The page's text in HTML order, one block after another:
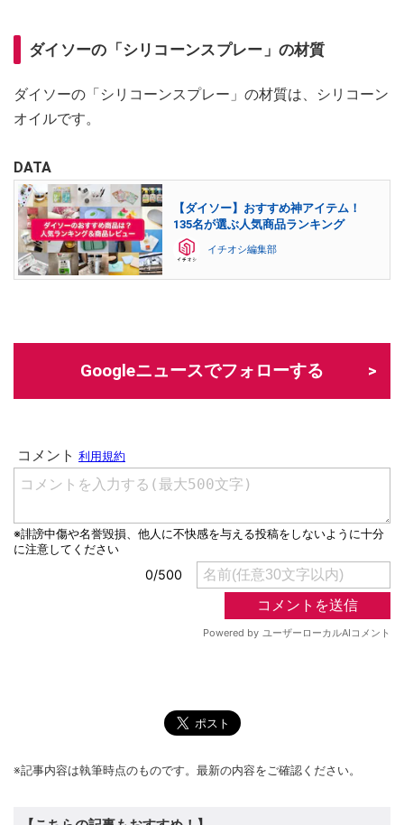
ダイソーの「シリコーンスプレー」の材質
ダイソーの「シリコーンスプレー」の材質は、シリコーン
オイルです。
DATA
【ダイソー】おすすめ神アイテム！
135名が選ぶ人気商品ランキング
イチオシ編集部
Googleニュースでフォローする
※記事内容は執筆時点のものです。最新の内容をご確認ください。